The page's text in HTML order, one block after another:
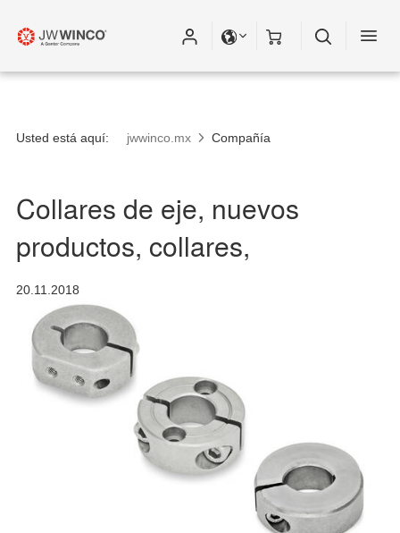
Usted está aquí: jwwinco.mx Compañía
Collares de eje, nuevos
productos, collares,
20.11.2018